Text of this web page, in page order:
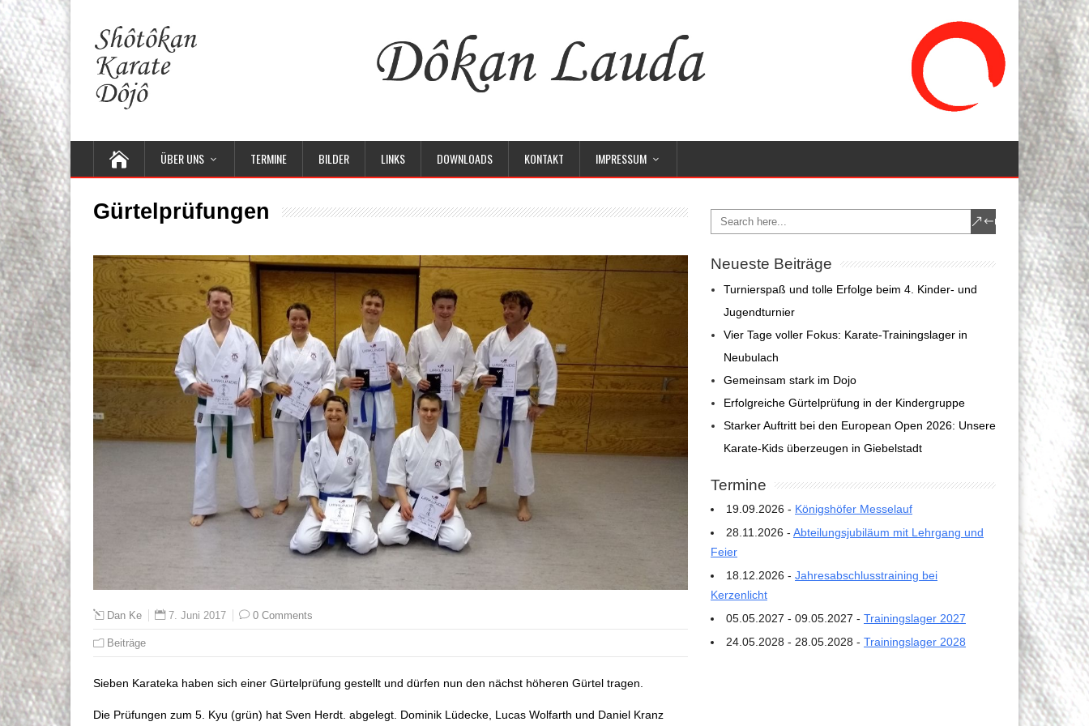
ÜBER UNS TERMINE BILDER LINKS DOWNLOADS KONTAKT IMPRESSUM
Gürtelprüfungen
Dan Ke 7. Juni 2017 0 Comments
Beiträge
Sieben Karateka haben sich einer Gürtelprüfung gestellt und dürfen nun den nächst höheren Gürtel tragen.
Die Prüfungen zum 5. Kyu (grün) hat Sven Herdt. abgelegt. Dominik Lüdecke, Lucas Wolfarth und Daniel Kranz
Neueste Beiträge
Turnierspaß und tolle Erfolge beim 4. Kinder- und
Jugendturnier
Vier Tage voller Fokus: Karate-Trainingslager in
Neubulach
Gemeinsam stark im Dojo
Erfolgreiche Gürtelprüfung in der Kindergruppe
Starker Auftritt bei den European Open 2026: Unsere
Karate-Kids überzeugen in Giebelstadt
Termine
19.09.2026 - Königshöfer Messelauf
28.11.2026 - Abteilungsjubiläum mit Lehrgang und
Feier
18.12.2026 - Jahresabschlusstraining bei
Kerzenlicht
05.05.2027 - 09.05.2027 - Trainingslager 2027
24.05.2028 - 28.05.2028 - Trainingslager 2028